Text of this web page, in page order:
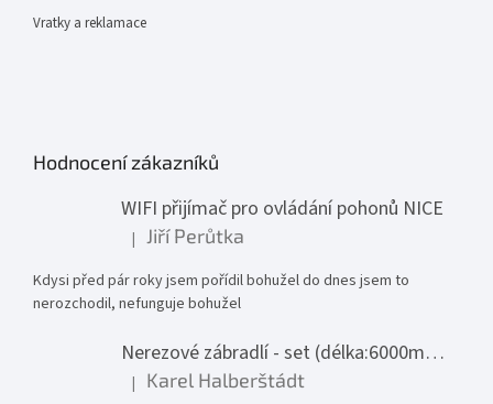
Vratky a reklamace
Hodnocení zákazníků
WIFI přijímač pro ovládání pohonů NICE
Hodnocení produktu je 1 z 5 hvězdiček.
| Jiří Perůtka
Kdysi před pár roky jsem pořídil bohužel do dnes jsem to
nerozchodil, nefunguje bohužel
Nerezové zábradlí - set (délka:6000mm x výška:1000mm)
Hodnocení produktu je 5 z 5 hvězdiček.
| Karel Halberštádt